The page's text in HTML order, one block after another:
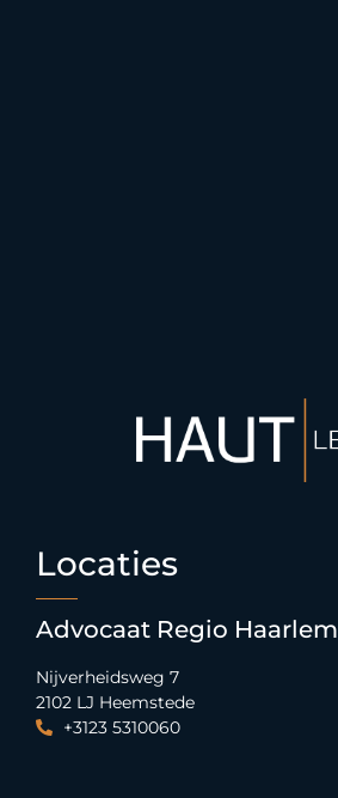
Locaties
Advocaat Regio Haarlem
Nijverheidsweg 7
2102 LJ Heemstede
+3123 5310060